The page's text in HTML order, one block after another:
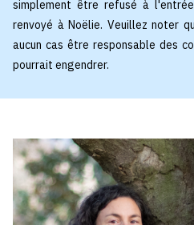
simplement être refusé à
renvoyé à Noëlie. Veuillez noter
aucun cas être responsable des
pourrait engendrer.